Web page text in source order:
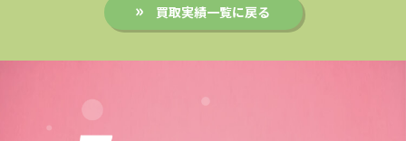
買取実績一覧に戻る